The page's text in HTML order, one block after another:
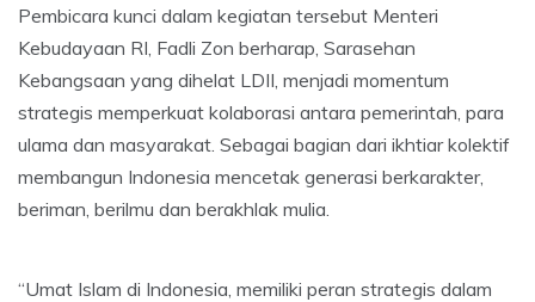
Pembicara kunci dalam kegiatan tersebut Menteri
Kebudayaan RI, Fadli Zon berharap, Sarasehan
Kebangsaan yang dihelat LDII, menjadi momentum
strategis memperkuat kolaborasi antara pemerintah, para
ulama dan masyarakat. Sebagai bagian dari ikhtiar kolektif
membangun Indonesia mencetak generasi berkarakter,
beriman, berilmu dan berakhlak mulia.
“Umat Islam di Indonesia, memiliki peran strategis dalam